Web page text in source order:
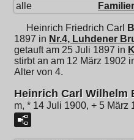
alle
Heinrich Friedrich Carl
1897 in Nr.4, Luhdener
getauft am 25 Juli 1897 in
stirbt an am 12 März 1902
Alter von 4.
Heinrich Carl Wilhelm
m, * 14 Juli 1900, + 5 März